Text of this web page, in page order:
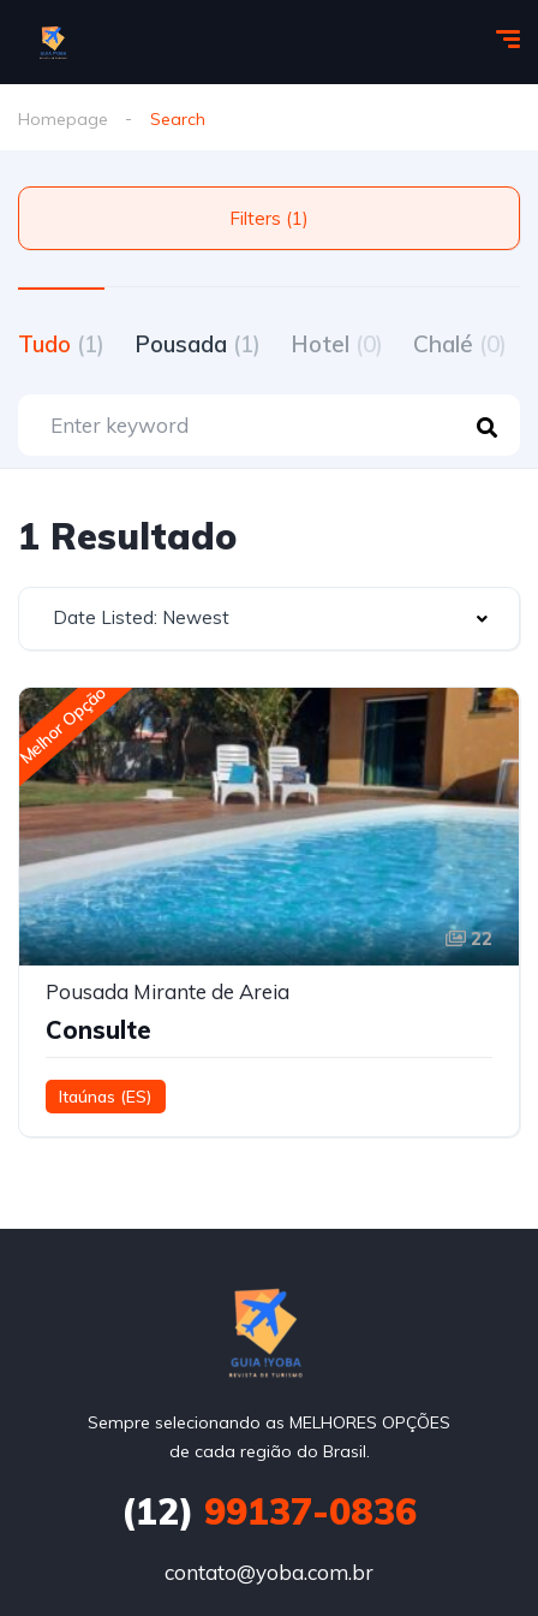
Homepage Search
Filters (1)
Tudo (1) Pousada (1) Hotel (0) Chalé (0)
1 Resultado
Date Listed: Newest
Melhor Opção
22
Pousada Mirante de Areia
Consulte
Itaúnas (ES)
Sempre selecionando as MELHORES OPÇÕES
de cada região do Brasil.
(12) 99137-0836
contato@yoba.com.br